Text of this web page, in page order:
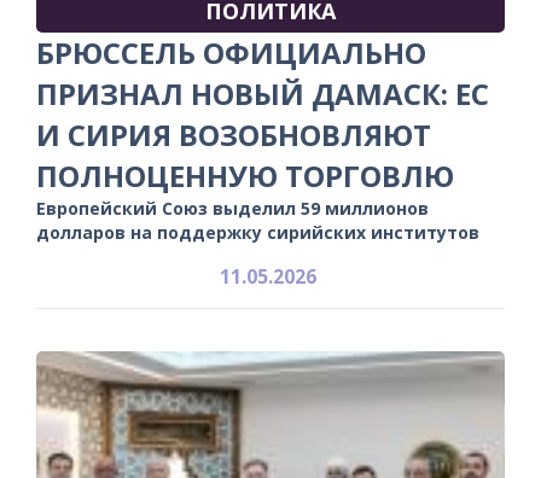
ПОЛИТИКА
БРЮССЕЛЬ ОФИЦИАЛЬНО
ПРИЗНАЛ НОВЫЙ ДАМАСК: ЕС
И СИРИЯ ВОЗОБНОВЛЯЮТ
ПОЛНОЦЕННУЮ ТОРГОВЛЮ
Европейский Союз выделил 59 миллионов
долларов на поддержку сирийских институтов
11.05.2026